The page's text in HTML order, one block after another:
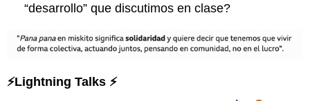
“desarrollo” que discutimos en clase?
⚡Lightning Talks ⚡